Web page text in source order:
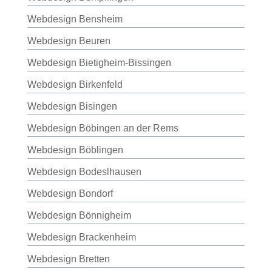
Webdesign Bensheim
Webdesign Beuren
Webdesign Bietigheim-Bissingen
Webdesign Birkenfeld
Webdesign Bisingen
Webdesign Böbingen an der Rems
Webdesign Böblingen
Webdesign Bodeslhausen
Webdesign Bondorf
Webdesign Bönnigheim
Webdesign Brackenheim
Webdesign Bretten